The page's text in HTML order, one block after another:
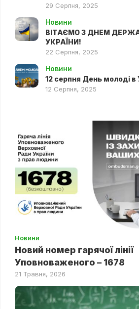
29 Серпня, 2025
Новини
ВІТАЄМО З ДНЕМ
УКРАЇНИ!
22 Серпня, 2025
Новини
12 серпня День молоді в
12 Серпня, 2025
Новини
Новий номер гарячої лінії
Уповноваженого – 1678
21 Травня, 2026